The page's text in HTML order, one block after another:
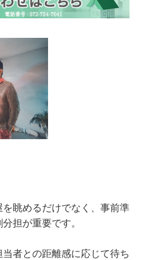
眺めるだけでなく、事前準
担が重要です。
者との距離感に応じて待ち